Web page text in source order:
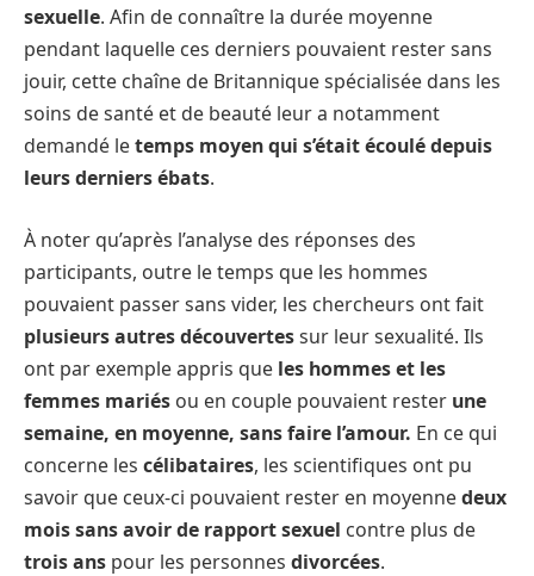
sexuelle. Afin de connaître la durée moyenne
pendant laquelle ces derniers pouvaient rester sans
jouir, cette chaîne de Britannique spécialisée dans les
soins de santé et de beauté leur a notamment
demandé letemps moyen qui s’était écoulé depuis
leurs derniers ébats.
À noter qu’après l’analyse des réponses des
participants, outre le temps que les hommes
pouvaient passer sans vider, les chercheurs ont fait
plusieurs autres découvertessur leur sexualité. Ils
ont par exemple appris que les hommes et les
femmes mariés ou en couple pouvaient rester une
semaine, en moyenne, sans faire l’amour. En ce qui
concerne les célibataires, les scientifiques ont pu
savoir que ceux-ci pouvaient rester en moyennedeux
mois sans avoir de rapport sexuel contre plus de
trois ans pour les personnes divorcées.